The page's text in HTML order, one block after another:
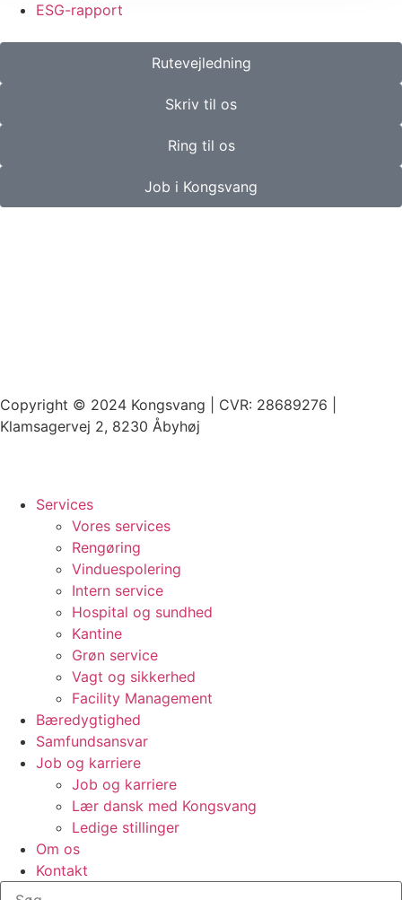
ESG-rapport
Rutevejledning
Skriv til os
Ring til os
Job i Kongsvang
Copyright © 2024 Kongsvang | CVR: 28689276 |
Klamsagervej 2, 8230 Åbyhøj
Services
Vores services
Rengøring
Vinduespolering
Intern service
Hospital og sundhed
Kantine
Grøn service
Vagt og sikkerhed
Facility Management
Bæredygtighed
Samfundsansvar
Job og karriere
Job og karriere
Lær dansk med Kongsvang
Ledige stillinger
Om os
Kontakt